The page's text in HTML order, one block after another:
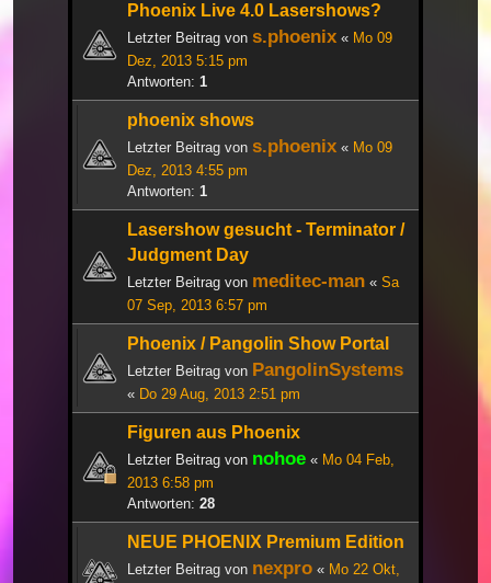
Phoenix Live 4.0 Lasershows?
Letzter Beitrag von s.phoenix « Mo 09
Dez, 2013 5:15 pm
Antworten: 1
phoenix shows
Letzter Beitrag von s.phoenix « Mo 09
Dez, 2013 4:55 pm
Antworten: 1
Lasershow gesucht - Terminator /
Judgment Day
Letzter Beitrag von meditec-man « Sa
07 Sep, 2013 6:57 pm
Phoenix / Pangolin Show Portal
Letzter Beitrag von PangolinSystems
« Do 29 Aug, 2013 2:51 pm
Figuren aus Phoenix
Letzter Beitrag von nohoe « Mo 04 Feb,
2013 6:58 pm
Antworten: 28
NEUE PHOENIX Premium Edition
Letzter Beitrag von nexpro « Mo 22 Okt,